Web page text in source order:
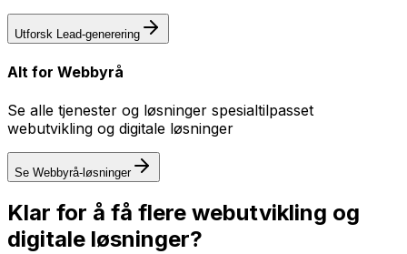
Utforsk Lead-generering
Alt for Webbyrå
Se alle tjenester og løsninger spesialtilpasset
webutvikling og digitale løsninger
Se Webbyrå-løsninger
Klar for å få flere webutvikling og
digitale løsninger?